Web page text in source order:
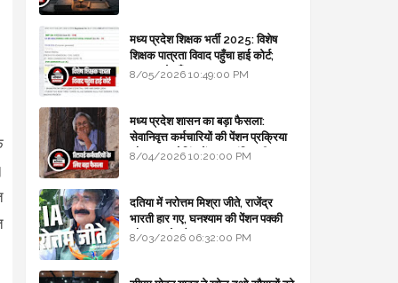
मध्य प्रदेश शिक्षक भर्ती 2025: विशेष
शिक्षक पात्रता विवाद पहुँचा हाई कोर्ट;
सरकार से माँगा जवाब
8/05/2026 10:49:00 PM
मध्य प्रदेश शासन का बड़ा फैसला:
सेवानिवृत्त कर्मचारियों की पेंशन प्रक्रिया
और बजट कोडिंग में हुए क्रांतिकारी
8/04/2026 10:20:00 PM
दतिया में नरोत्तम मिश्रा जीते, राजेंद्र
भारती हार गए, घनश्याम की पेंशन पक्की
और आशुतोष बैक टू...
8/03/2026 06:32:00 PM